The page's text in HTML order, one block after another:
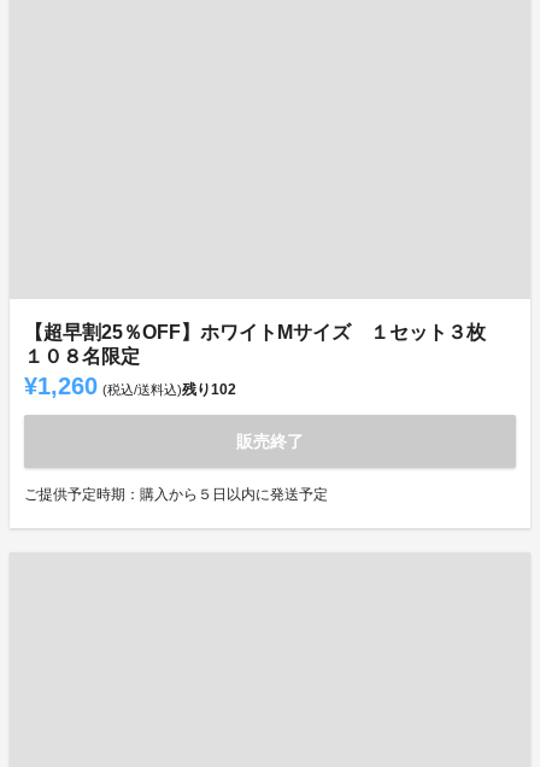
【超早割25％OFF】ホワイトMサイズ １セット３枚
１０８名限定
¥1,260 (税込/送料込)残り102
販売終了
ご提供予定時期：購入から５日以内に発送予定